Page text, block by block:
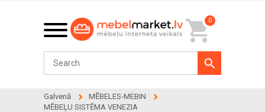
0
Galvenā
MĒBELES-MEBIN
MĒBEĻU SISTĒMA VENEZIA